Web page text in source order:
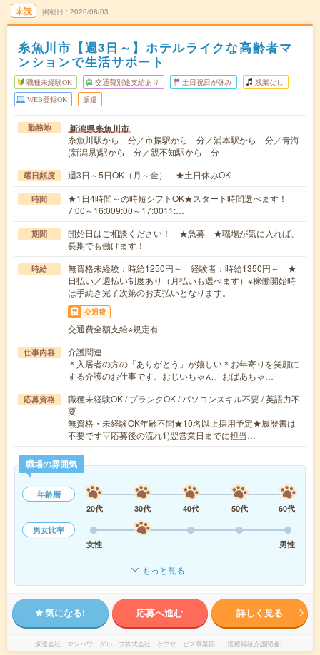
未読 掲載日 2026/08/03
糸魚川市【週3日～】ホテルライクな高齢者マ
ンションで生活サポート
職種未経験OK 交通費別途支給あり 土日祝日が休み 残業なし
WEB登録OK 派遣
勤務地 新潟県糸魚川市
糸魚川駅から---分／市振駅から---分／浦本駅から---分／青海
(新潟県)駅から---分／親不知駅から---分
曜日頻度 週3日～5日OK（月～金） ★土日休みOK
時間
★1日4時間～の時短シフトOK★スタート時間選べます！
7:00～16:009:00～17:0011:…
期間
開始日はご相談ください！ ★急募 ★職場が気に入れば、
長期でも働けます！
時給
無資格未経験：時給1250円～ 経験者：時給1350円～ ★
日払い／週払い制度あり（月払いも選べます）※稼働開始時
は手続き完了次第のお支払いとなります。
交通費
交通費全額支給※規定有
仕事内容
介護関連
＊入居者の方の「ありがとう」が嬉しい＊お年寄りを笑顔に
する介護のお仕事です。おじいちゃん、おばあちゃ…
応募資格
職種未経験OK / ブランクOK / パソコンスキル不要 / 英語力不
要
無資格・未経験OK年齢不問★10名以上採用予定★履歴書は
不要です▽応募後の流れ1)翌営業日までに担当…
職場の雰囲気
年齢層
20代
30代 40代 50代
60代
男女比率
女性
男性
もっと見る
気になる! 応募へ進む 詳しく見る
派遣会社 マンパワーグループ株式会社 ケアサービス事業部 （医療福祉介護関連）